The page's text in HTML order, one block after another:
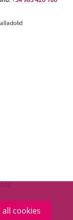
all cookies